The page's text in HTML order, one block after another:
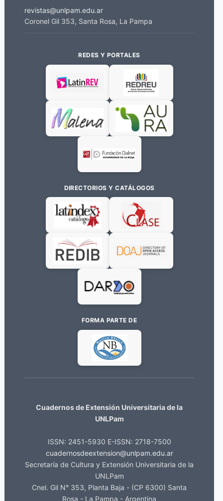
revistas@unlpam.edu.ar
Coronel Gil 353, Santa Rosa, La Pampa
REDES Y PORTALES
DIRECTORIOS Y CATÁLOGOS
FORMA PARTE DE
Cuadernos de Extensión Universitaria de la
UNLPam
ISSN: 2451-5930 E-ISSN: 2718-7500
cuadernosdeextension@unlpam.edu.ar
Secretaría de Cultura y Extensión Universitaria de la
UNLPam
Cnel. Gil N° 353, Planta Baja - (CP 6300) Santa
Rosa - La Pampa - Argentina